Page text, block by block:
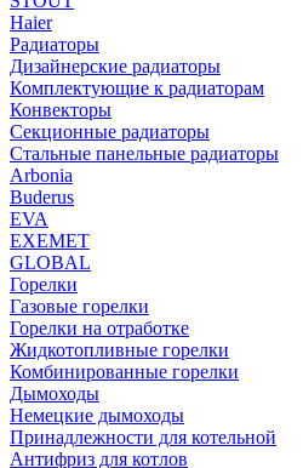
Haier
Радиаторы
Дизайнерские радиаторы
Комплектующие к радиаторам
Конвекторы
Секционные радиаторы
Стальные панельные радиаторы
Arbonia
Buderus
EVA
EXEMET
GLOBAL
Горелки
Газовые горелки
Горелки на отработке
Жидкотопливные горелки
Комбинированные горелки
Дымоходы
Немецкие дымоходы
Принадлежности для котельной
Антифриз для котлов